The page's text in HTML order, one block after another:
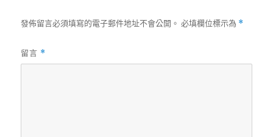
發佈留言必須填寫的電子郵件地址不會公開。 必填欄位標示為 *
留言 *